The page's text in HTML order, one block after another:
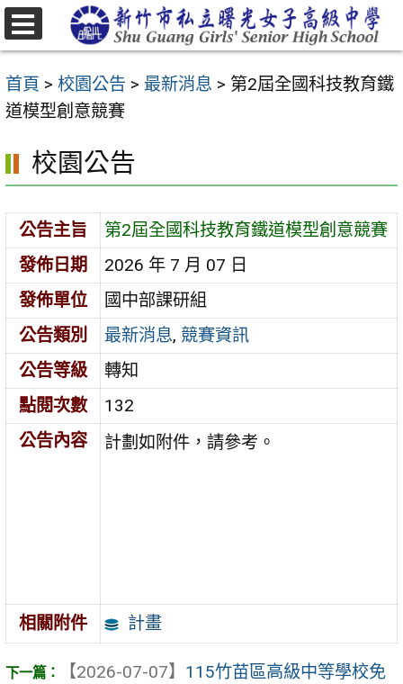
跳
至
要
內
區
首頁 > 校園公告 > 最新消息 > 第2屆全國科技教育鐵
道模型創意競賽
校園公告
公告主旨
第2屆全國科技教育鐵道模型創意競賽
發佈日期
2026 年 7 月 07 日
發佈單位
國中部課研組
公告類別
最新消息, 競賽資訊
公告等級
轉知
點閱次數
132
公告內容
計劃如附件，請參考。
相關附件 計畫
【2026-07-07】 115竹苗區高級中等學校免
選
單